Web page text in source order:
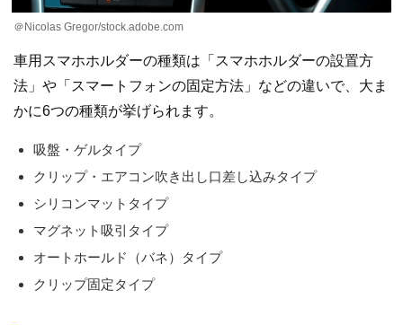
＠Nicolas Gregor/stock.adobe.com
車用スマホホルダーの種類は「スマホホルダーの設置方
法」や「スマートフォンの固定方法」などの違いで、大ま
かに6つの種類が挙げられます。
吸盤・ゲルタイプ
クリップ・エアコン吹き出し口差し込みタイプ
シリコンマットタイプ
マグネット吸引タイプ
オートホールド（バネ）タイプ
クリップ固定タイプ